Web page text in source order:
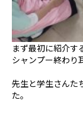
まず最初に紹介す
シャンプー終わり
先生と学生さんた
た。